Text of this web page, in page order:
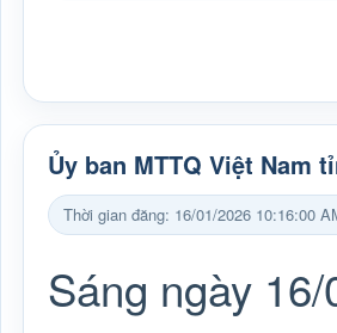
Ủy ban MTTQ Việt Nam
Thời gian đăng: 16/01/2026 10:16:00
Sáng ngày